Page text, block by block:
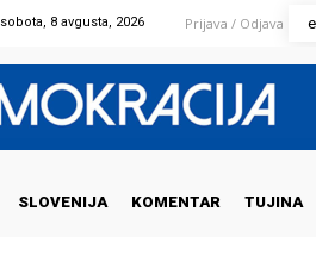
sobota, 8 avgusta, 2026 Prijava / Odjava
SLOVENIJA KOMENTAR TUJINA